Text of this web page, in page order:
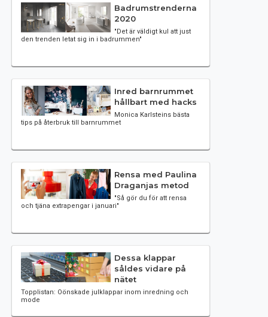
Badrumstrenderna
2020
"Det är väldigt kul att just
den trenden letat sig in i badrummen"
Inred barnrummet
hållbart med hacks
Monica Karlsteins bästa
tips på återbruk till barnrummet
Rensa med Paulina
Draganjas metod
"Så gör du för att rensa
och tjäna extrapengar i januari"
Dessa klappar
såldes vidare på
nätet
Topplistan: Oönskade julklappar inom inredning och
mode